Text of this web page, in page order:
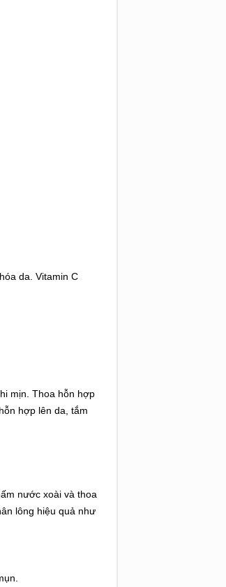
da. Vitamin C
mịn. Thoa hỗn hợp
hợp lên da, tắm
nước xoài và thoa
lông hiệu quả như